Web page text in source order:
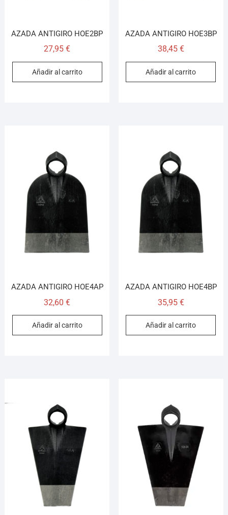
AZADA ANTIGIRO HOE2BP
27,95€
Añadir al carrito
AZADA ANTIGIRO HOE3BP
38,45 €
Añadir al carrito
AZADA ANTIGIRO HOE4AP
32,60€
Añadir al carrito
AZADA ANTIGIRO HOE4BP
35,95 €
Añadir al carrito